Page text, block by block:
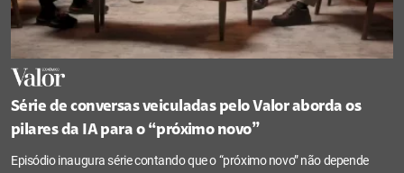
Série de conversas veiculadas pelo Valor aborda os
pilares da IA para o “próximo novo”
Episódio inaugura série contando que o “próximo novo” não depende